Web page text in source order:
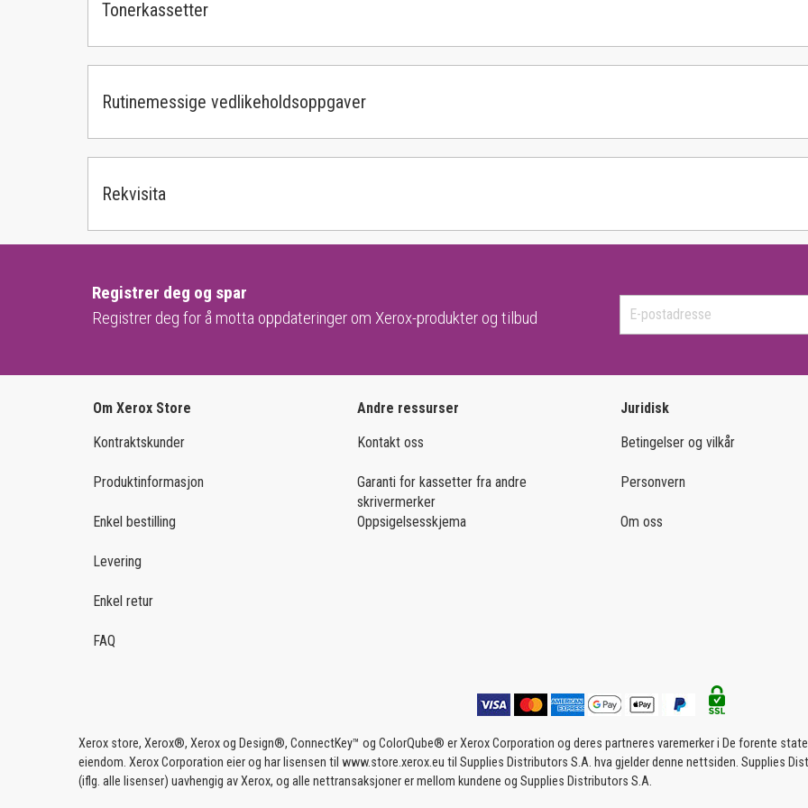
Tonerkassetter
Rutinemessige vedlikeholdsoppgaver
Rekvisita
Registrer deg og spar
Registrer deg for å motta oppdateringer om Xerox-produkter og tilbud
Om Xerox Store
Kontraktskunder
Produktinformasjon
Enkel bestilling
Levering
Enkel retur
FAQ
Andre ressurser
Kontakt oss
Garanti for kassetter fra andre
skrivermerker
Oppsigelsesskjema
Juridisk
Betingelser og vilkår
Personvern
Om oss
Xerox store, Xerox®, Xerox og Design®, ConnectKey™ og ColorQube® er Xerox Corporation og deres partneres varemerker i De forente
eiendom. Xerox Corporation eier og har lisensen til www.store.xerox.eu til Supplies Distributors S.A. hva gjelder denne nettsiden. Supplies
(iflg. alle lisenser) uavhengig av Xerox, og alle nettransaksjoner er mellom kundene og Supplies Distributors S.A.